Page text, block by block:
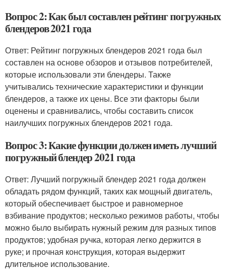
Вопрос 2: Как был составлен рейтинг погружных
блендеров 2021 года
Ответ: Рейтинг погружных блендеров 2021 года был
составлен на основе обзоров и отзывов потребителей,
которые использовали эти блендеры. Также
учитывались технические характеристики и функции
блендеров, а также их цены. Все эти факторы были
оценены и сравнивались, чтобы составить список
наилучших погружных блендеров 2021 года.
Вопрос 3: Какие функции должен иметь лучший
погружный блендер 2021 года
Ответ: Лучший погружный блендер 2021 года должен
обладать рядом функций, таких как мощный двигатель,
который обеспечивает быстрое и равномерное
взбивание продуктов; несколько режимов работы, чтобы
можно было выбирать нужный режим для разных типов
продуктов; удобная ручка, которая легко держится в
руке; и прочная конструкция, которая выдержит
длительное использование.